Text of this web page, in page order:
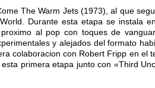
The Warm Jets (1973), al que
Durante esta etapa se instala
al pop con toques de
y alejados del formato
colaboracion con Robert Fripp en el
primera etapa junto con «Third